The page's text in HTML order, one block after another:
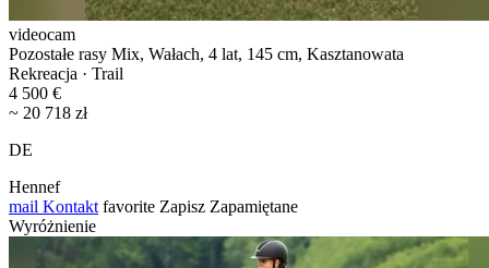
videocam
Pozostałe rasy Mix, Wałach, 4 lat, 145 cm, Kasztanowata
Rekreacja · Trail
4 500 €
~ 20 718 zł
DE
Hennef
mail Kontakt favorite Zapisz Zapamiętane
Wyróżnienie